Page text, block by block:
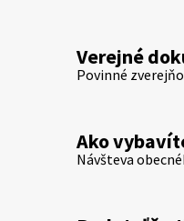
Verejné
Povinné
Ako
Návšteva